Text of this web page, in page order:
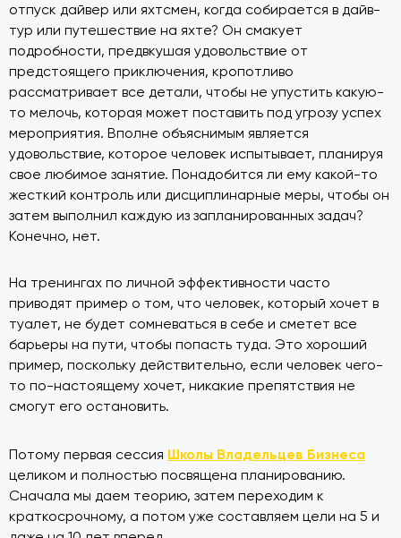
отпуск дайвер или яхтсмен, когда собирается в дайв-
тур или путешествие на яхте? Он смакует
подробности, предвкушая удовольствие от
предстоящего приключения, кропотливо
рассматривает все детали, чтобы не упустить какую-
то мелочь, которая может поставить под угрозу успех
мероприятия. Вполне объяснимым является
удовольствие, которое человек испытывает, планируя
свое любимое занятие. Понадобится ли ему какой-то
жесткий контроль или дисциплинарные меры, чтобы он
затем выполнил каждую из запланированных задач?
Конечно, нет.
На тренингах по личной эффективности часто
приводят пример о том, что человек, который хочет в
туалет, не будет сомневаться в себе и сметет все
барьеры на пути, чтобы попасть туда. Это хороший
пример, поскольку действительно, если человек чего-
то по-настоящему хочет, никакие препятствия не
смогут его остановить.
Потому первая сессия Школы Владельцев Бизнеса
целиком и полностью посвящена планированию.
Сначала мы даем теорию, затем переходим к
краткосрочному, а потом уже составляем цели на 5 и